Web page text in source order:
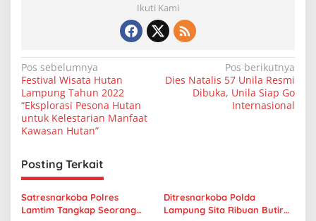
Ikuti Kami
N
a
v
i
a
s
i
Pos sebelumnya
Festival Wisata Hutan
Lampung Tahun 2022
“Eksplorasi Pesona Hutan
untuk Kelestarian Manfaat
Kawasan Hutan”
Pos berikutnya
Dies Natalis 57 Unila Resmi
Dibuka, Unila Siap Go
Internasional
Posting Terkait
Satresnarkoba Polres
Lamtim Tangkap Seorang
Ditresnarkoba Polda
Lampung Sita Ribuan Butir